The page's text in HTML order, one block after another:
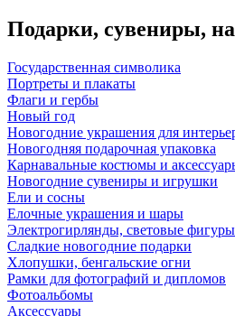
Подарки, сувениры,
Государственная символика
Портреты и плакаты
Флаги и гербы
Новый год
Новогодние украшения для
Новогодняя подарочная упаковка
Карнавальные костюмы и
Новогодние сувениры и игрушки
Ели и сосны
Елочные украшения и шары
Электрогирлянды, световые фигуры
Сладкие новогодние подарки
Хлопушки, бенгальские огни
Рамки для фотографий и дипломов
Фотоальбомы
Аксессуары